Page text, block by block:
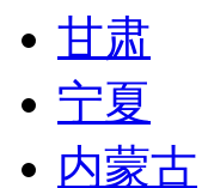
甘肃
宁夏
内蒙古